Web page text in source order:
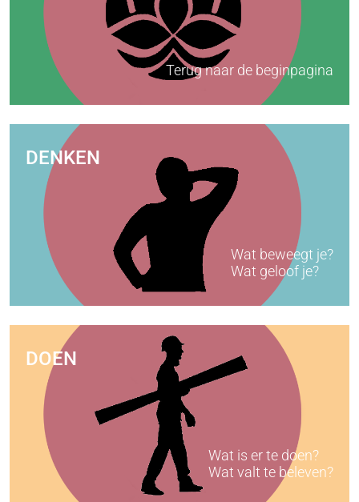
Terug naar de beginpagina
DENKEN
Wat beweegt je?
Wat geloof je?
DOEN
Wat is er te doen?
Wat valt te beleven?